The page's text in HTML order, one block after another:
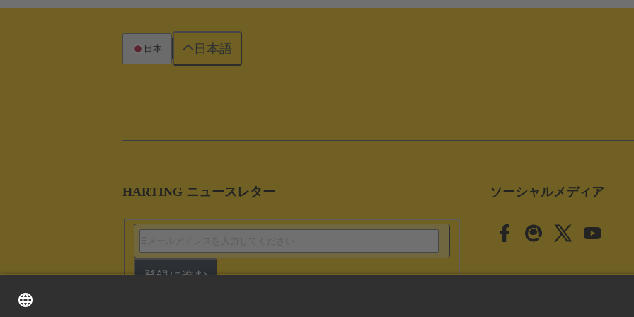
HARTING ニュースレター
登録に進む
ソーシャルメディア
日本 日本語